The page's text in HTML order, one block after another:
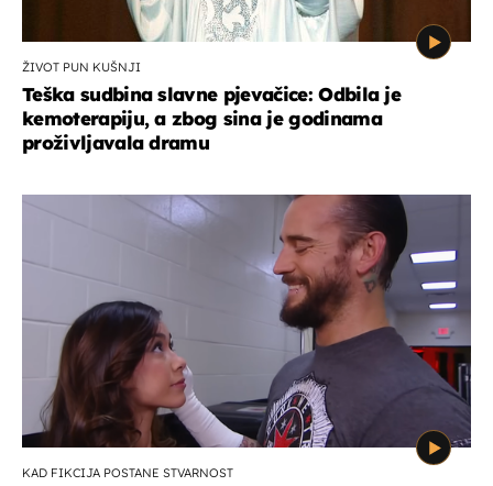
ŽIVOT PUN KUŠNJI
Teška sudbina slavne pjevačice: Odbila je
kemoterapiju, a zbog sina je godinama
proživljavala dramu
KAD FIKCIJA POSTANE STVARNOST